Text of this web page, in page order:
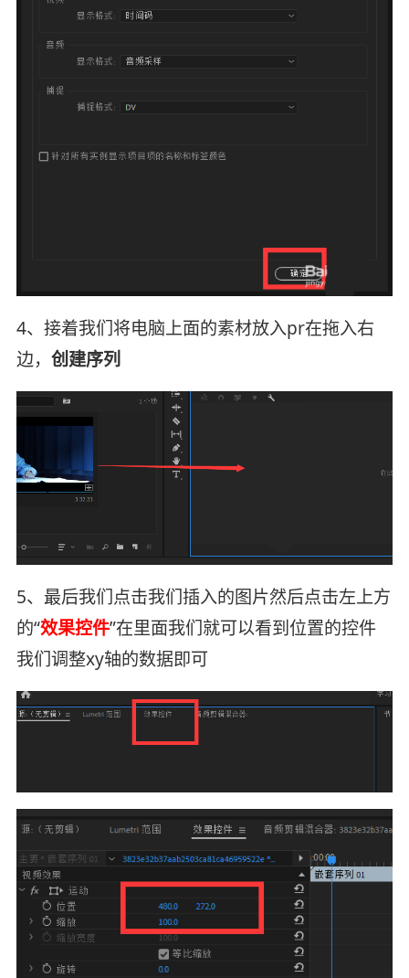
4、接着我们将电脑上面的素材放入pr在拖入右
边， 创建序列
5、最后我们点击我们插入的图片然后点击左上方
的“效果控件”在里面我们就可以看到位置的控件
我们调整xy轴的数据即可